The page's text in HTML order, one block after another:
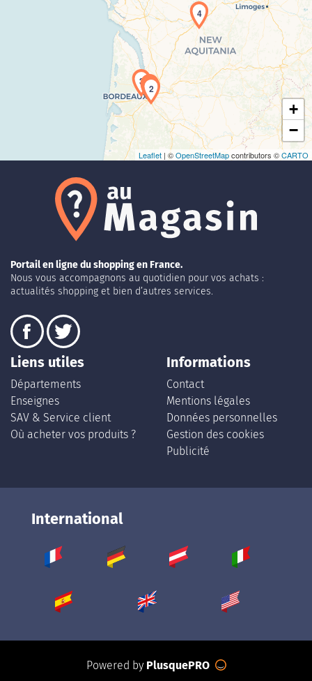
Chargement de la carte en cours...
1
2
3
4
+
−
Leaflet | ©OpenStreetMapcontributors ©CARTO
Portail en ligne du shopping en France.
Nous vous accompagnons au quotidien pour vos achats :
actualités shopping et bien d’autres services.
Liens utiles
Départements
Enseignes
SAV & Service client
Où acheter vos produits ?
Informations
Contact
Mentions légales
Données personnelles
Gestion des cookies
Publicité
International
Powered by PlusquePRO